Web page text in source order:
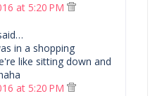
at 5:20 PM
in a shopping
like sitting down and
at 5:20 PM